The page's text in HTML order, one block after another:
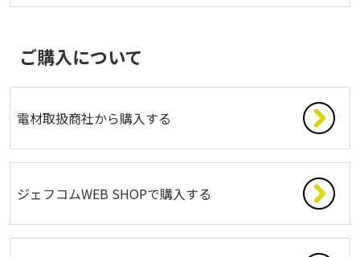
ご購入について
電材取扱商社から購入する
ジェフコムWEB SHOPで購入する